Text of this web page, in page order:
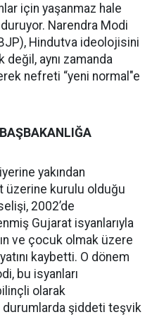
için yaşanmaz hale
Narendra Modi
Hindutva ideolojisini
değil, aynı zamanda
nefreti “yeni normal"e
yakından
üzerine kurulu olduğu
2002’de
Gujarat isyanlarıyla
ve çocuk olmak üzere
kaybetti. O dönem
bu isyanları
olarak
durumlarda şiddeti teşvik